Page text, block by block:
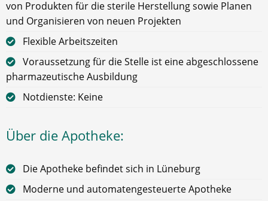
von Produkten für die sterile Herstellung sowie Planen
und Organisieren von neuen Projekten
Flexible Arbeitszeiten
Voraussetzung für die Stelle ist eine abgeschlossene
pharmazeutische Ausbildung
Notdienste: Keine
Über die Apotheke:
Die Apotheke befindet sich in Lüneburg
Moderne und automatengesteuerte Apotheke